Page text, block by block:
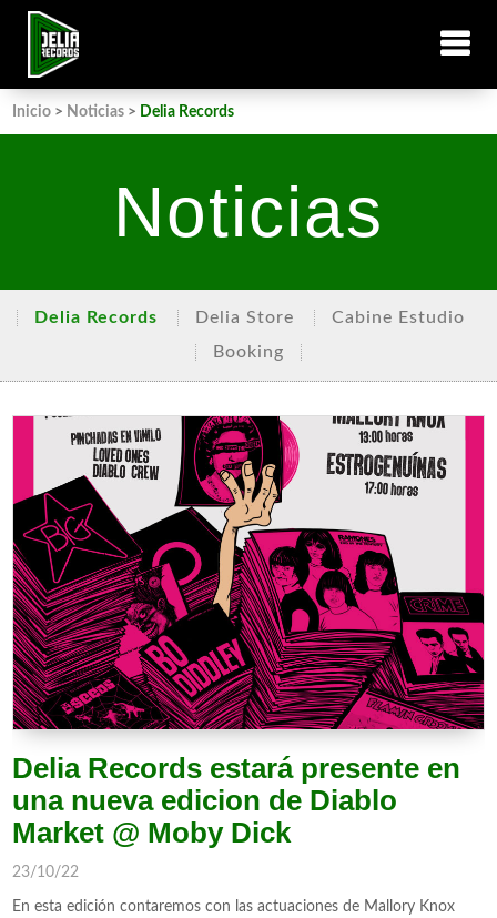
Inicio > Noticias > Delia Records
Noticias
Delia Records Delia Store
Cabine Estudio
Booking
Delia Records estará presente en
una nueva edicion de Diablo
Market @ Moby Dick
23/10/22
En esta edición contaremos con las actuaciones de Mallory Knox